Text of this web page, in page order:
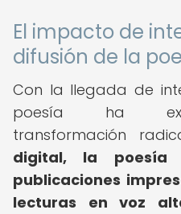
El impacto de
difusión de la
Con la llegada de
poesía ha
transformación
digital, la poesía
publicaciones
lecturas en voz